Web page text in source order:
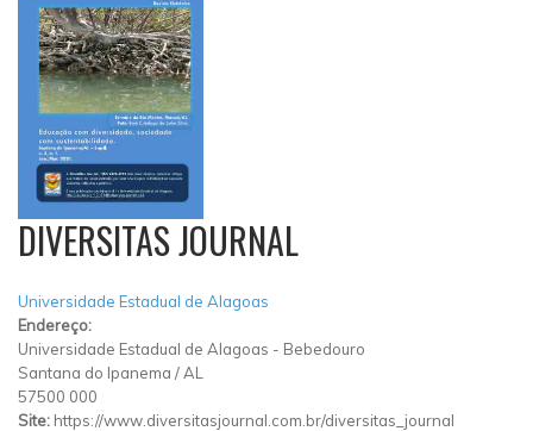
DIVERSITAS JOURNAL
Universidade Estadual de Alagoas
Endereço:
Universidade Estadual de Alagoas - Bebedouro
Santana do Ipanema /AL
57500 000
Site: https://www.diversitasjournal.com.br/diversitas_journal